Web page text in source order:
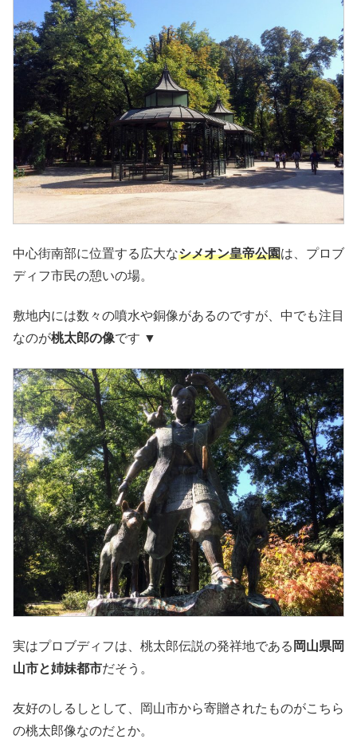
中心街南部に位置する広大なシメオン皇帝公園は、プロブ
ディフ市民の憩いの場。
敷地内には数々の噴水や銅像があるのですが、中でも注目
なのが桃太郎の像です ▼
実はプロブディフは、桃太郎伝説の発祥地である 岡山県岡
山市と姉妹都市だそう。
友好のしるしとして、岡山市から寄贈されたものがこちら
の桃太郎像なのだとか。